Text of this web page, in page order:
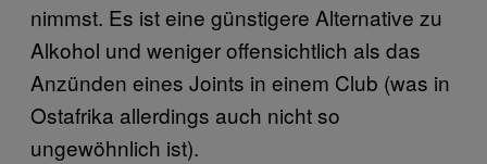
nimmst. Es ist eine günstigere Alternative zu
Alkohol und weniger offensichtlich als das
Anzünden eines Joints in einem Club (was in
Ostafrika allerdings auch nicht so
ungewöhnlich ist).